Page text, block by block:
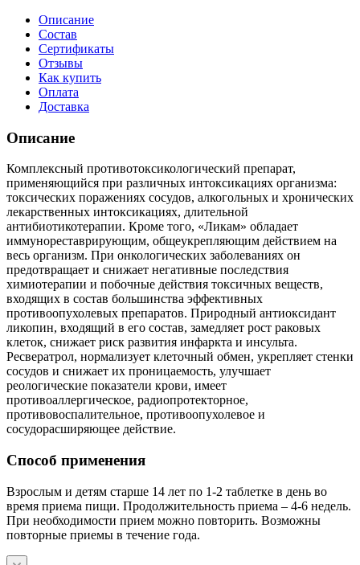
Описание
Состав
Сертификаты
Отзывы
Как купить
Оплата
Доставка
Описание
Комплексный противотоксикологический препарат,
применяющийся при различных интоксикациях организма:
токсических поражениях сосудов, алкогольных и хронических
лекарственных интоксикациях, длительной
антибиотикотерапии. Кроме того, «Ликам» обладает
иммунореставрирующим, общеукрепляющим действием на
весь организм. При онкологических заболеваниях он
предотвращает и снижает негативные последствия
химиотерапии и побочные действия токсичных веществ,
входящих в состав большинства эффективных
противоопухолевых препаратов. Природный антиоксидант
ликопин, входящий в его состав, замедляет рост раковых
клеток, снижает риск развития инфаркта и инсульта.
Ресвератрол, нормализует клеточный обмен, укрепляет стенки
сосудов и снижает их проницаемость, улучшает
реологические показатели крови, имеет
противоаллергическое, радиопротекторное,
противовоспалительное, противоопухолевое и
сосудорасширяющее действие.
Способ применения
Взрослым и детям старше 14 лет по 1-2 таблетке в день во
время приема пищи. Продолжительность приема – 4-6 недель.
При необходимости прием можно повторить. Возможны
повторные приемы в течение года.